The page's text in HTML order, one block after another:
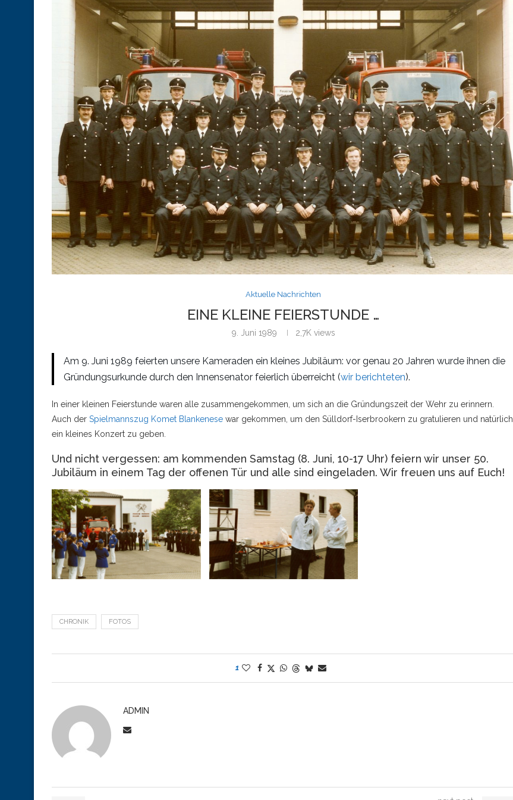
Aktuelle Nachrichten
EINE KLEINE FEIERSTUNDE …
9. Juni 1989 2,7K views
Am 9. Juni 1989 feierten unsere Kameraden ein kleines Jubiläum: vor genau 20 Jahren wurde ihnen die
Gründungsurkunde durch den Innensenator feierlich überreicht (wir berichteten).
In einer kleinen Feierstunde waren alle zusammengekommen, um sich an die Gründungszeit der Wehr zu erinnern.
Auch der Spielmannszug Komet Blankenese war gekommen, um den Sülldorf-Iserbrookern zu gratulieren und natürlich
ein kleines Konzert zu geben.
Und nicht vergessen: am kommenden Samstag (8. Juni, 10-17 Uhr) feiern wir unser 50.
Jubiläum in einem Tag der offenen Tür und alle sind eingeladen. Wir freuen uns auf Euch!
CHRONIK FOTOS
1
ADMIN